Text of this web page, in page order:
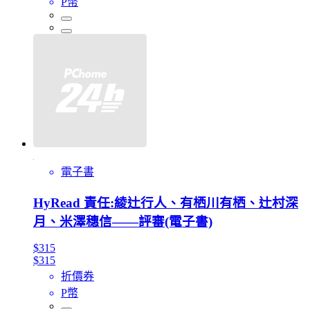
電子書
HyRead 責任:綾辻行人、有栖川有栖、辻村深
月、米澤穗信——評審(電子書)
$315
$315
折價券
P幣